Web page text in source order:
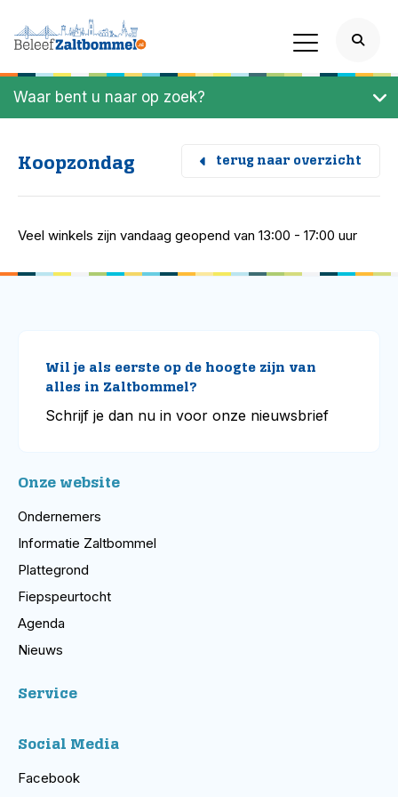
Waar bent u naar op zoek?
terug naar overzicht
Koopzondag
Veel winkels zijn vandaag geopend van 13:00 - 17:00 uur
Wil je als eerste op de hoogte zijn van
alles in Zaltbommel?
Schrijf je dan nu in voor onze nieuwsbrief
Onze website
Ondernemers
Informatie Zaltbommel
Plattegrond
Fiepspeurtocht
Agenda
Nieuws
Service
Social Media
Facebook